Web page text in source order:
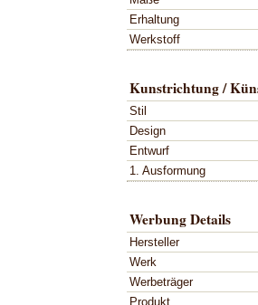
Erhaltung
Werkstoff
Kunstrichtung /
Stil
Design
Entwurf
1. Ausformung
Werbung Details
Hersteller
Werk
Werbeträger
Produkt